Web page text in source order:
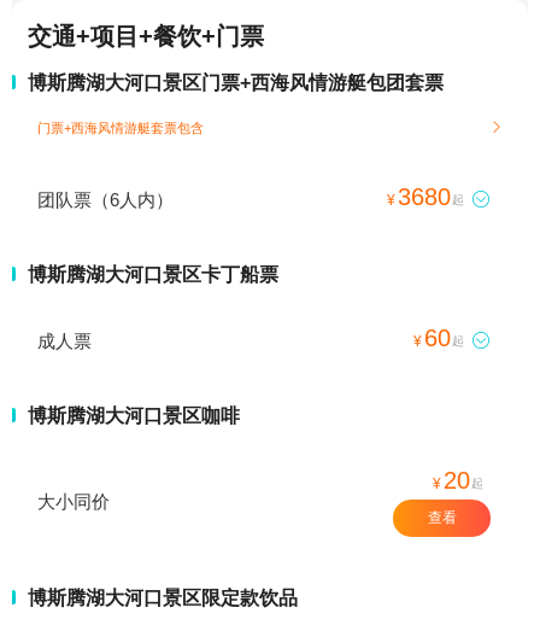
交通+项目+餐饮+门票
博斯腾湖大河口景区门票+西海风情游艇包团套票
门票+西海风情游艇套票包含 
团队票（6人内） ¥3680起 
博斯腾湖大河口景区卡丁船票
成人票 ¥ 60起 
博斯腾湖大河口景区咖啡
大小同价
¥ 20起
查看
博斯腾湖大河口景区限定款饮品